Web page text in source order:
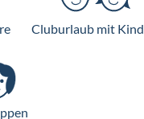
Cluburlaub mit Kind